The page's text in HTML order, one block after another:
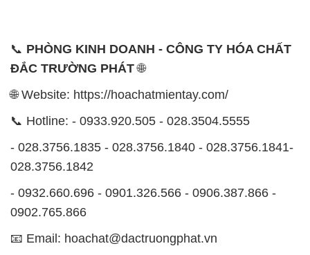
📞 PHÒNG KINH DOANH - CÔNG TY HÓA CHẤT
ĐẮC TRƯỜNG PHÁT🌐
🌐 Website: https://hoachatmientay.com/
📞 Hotline: - 0933.920.505 - 028.3504.5555
- 028.3756.1835 - 028.3756.1840 - 028.3756.1841-
028.3756.1842
- 0932.660.696 - 0901.326.566 - 0906.387.866 -
0902.765.866
📧 Email: hoachat@dactruongphat.vn